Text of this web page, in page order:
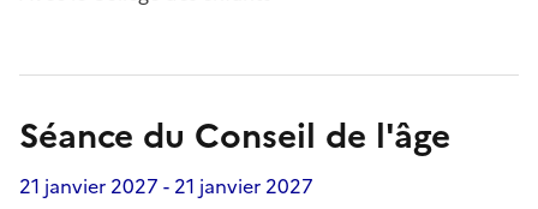
Séance du Conseil de l'âge
21 janvier 2027 - 21 janvier 2027